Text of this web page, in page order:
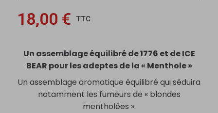
18,00 € TTC
Un assemblage équilibré de 1776 et de ICE
BEAR pour les adeptes de la « Menthole »
Un assemblage aromatique équilibré qui séduira
notamment les fumeurs de « blondes
mentholées ».